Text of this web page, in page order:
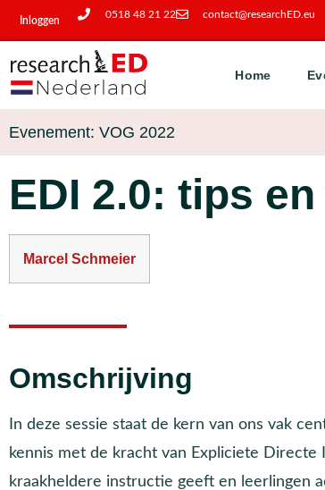
Inloggen
0518 48 21 22 contact@researchED.eu
Home
Evenement: VOG 2022
EDI 2.0: tips
Marcel Schmeier
Omschrijving
In deze sessie staat de kern van ons vak
kennis met de kracht van Expliciete
kraakheldere instructie geeft en leerlingen